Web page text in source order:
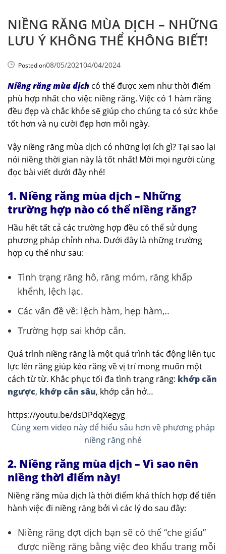
NIỀNG RĂNG MÙA DỊCH – NHỮNG
LƯU Ý KHÔNG THỂ KHÔNG BIẾT!
Posted on08/05/202104/04/2024
Niềng răng mùa dịch có thể được xem như thời điểm
phù hợp nhất cho việc niềng răng. Việc có 1 hàm răng
đều đẹp và chắc khỏe sẽ giúp cho chúng ta có sức khỏe
tốt hơn và nụ cười đẹp hơn mỗi ngày.
Vậy niềng răng mùa dịch có những lợi ích gì? Tại sao lại
nói niềng thời gian này là tốt nhất! Mời mọi người cùng
đọc bài viết dưới đây nhé!
1. Niềng răng mùa dịch – Những
trường hợp nào có thể niềng răng?
Hầu hết tất cả các trường hợp đều có thể sử dụng
phương pháp chỉnh nha. Dưới đây là những trường
hợp cụ thể như sau:
Tình trạng răng hô, răng móm, răng khấp
khểnh, lệch lạc.
Các vấn đề về: lệch hàm, hẹp hàm,..
Trường hợp sai khớp cắn.
Quá trình niềng răng là một quá trình tác động liên tục
lực lên răng giúp kéo răng về vị trí mong muốn một
cách từ từ. Khắc phục tối đa tình trạng răng: khớp cắn
ngược, khớp cắn sâu, khớp cắn hở…
https://youtu.be/dsDPdqXegyg
Cùng xem video này để hiểu sâu hơn về phương pháp
niềng răng nhé
2. Niềng răng mùa dịch – Vì sao nên
niềng thời điểm này!
Niềng răng mùa dịch là thời điểm khá thích hợp để tiến
hành việc đi niềng răng bởi vì các lý do sau đây:
Niềng răng đợt dịch bạn sẽ có thể “che giấu”
được niềng răng bằng việc đeo khẩu trang mỗi